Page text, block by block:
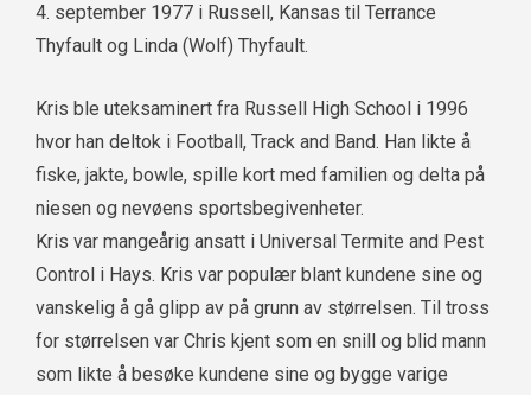
4. september 1977 i Russell, Kansas til Terrance
Thyfault og Linda (Wolf) Thyfault.
Kris ble uteksaminert fra Russell High School i 1996
hvor han deltok i Football, Track and Band. Han likte å
fiske, jakte, bowle, spille kort med familien og delta på
niesen og nevøens sportsbegivenheter.
Kris var mangeårig ansatt i Universal Termite and Pest
Control i Hays. Kris var populær blant kundene sine og
vanskelig å gå glipp av på grunn av størrelsen. Til tross
for størrelsen var Chris kjent som en snill og blid mann
som likte å besøke kundene sine og bygge varige